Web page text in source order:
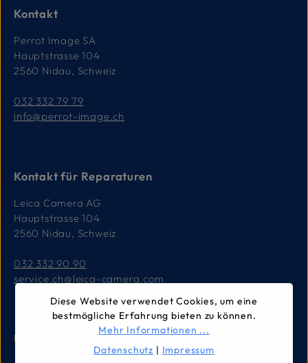
Kontakt
Perrot Image SA
Hauptstrasse 104
2560 Nidau, Schweiz
032 332 79 79
info@perrot-image.ch
Kontakt für Reparaturen
Leica Camera AG
Hauptstrasse 104
2560 Nidau, Schweiz
032 332 90 90
service.ch@leica-camera.com
Unternehmen
Diese Website verwendet Cookies, um eine
bestmögliche Erfahrung bieten zu können.
Mehr Informationen ...
Datenschutz | Impressum